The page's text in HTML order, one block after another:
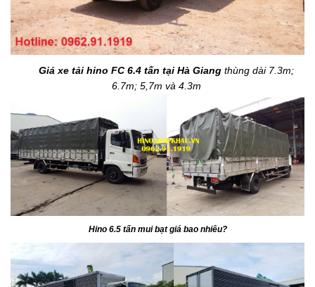
Giá xe tải hino FC 6.4 tấn tại Hà Giang thùng dài 7.3m;
6.7m; 5,7m và 4.3m
Hino 6.5 tấn mui bạt giá bao nhiêu?